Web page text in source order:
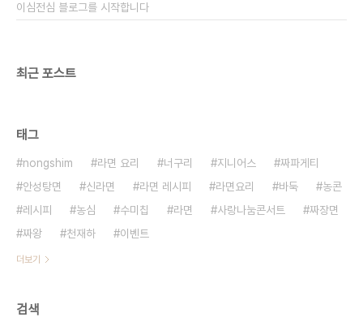
이심전심 블로그를 시작합니다
최근 포스트
태그
nongshim 라면 요리 너구리 지니어스
짜파게티
안성탕면
신라면 라면 레시피 라면요리 바둑
농콘
레시피
농심 수미칩 라면 사랑나눔콘서트
짜장면
짜왕
천재하 이벤트
더보기
검색